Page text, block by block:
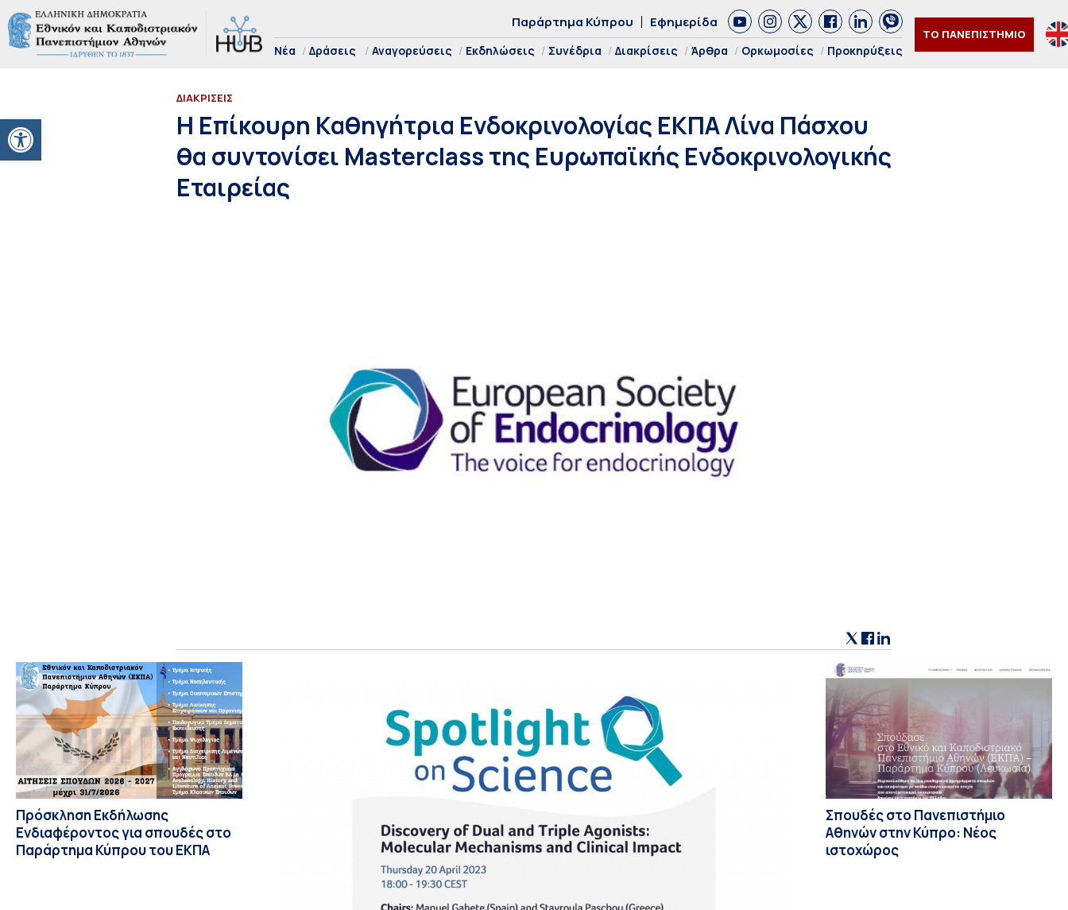
Ανοίξτε τη γραμμή εργαλείων
Παράρτημα Κύπρου Εφημερίδα
Νέα Δράσεις Αναγορεύσεις Εκδηλώσεις Συνέδρια Διακρίσεις Άρθρα Ορκωμοσίες Προκηρύξεις
ΤΟ ΠΑΝΕΠΙΣΤΗΜΙΟ
ΔΙΑΚΡΙΣΕΙΣ
Η Επίκουρη Καθηγήτρια Ενδοκρινολογίας ΕΚΠΑ Λίνα Πάσχου
θα συντονίσει Masterclass της Ευρωπαϊκής Ενδοκρινολογικής
Εταιρείας
Πρόσκληση Εκδήλωσης
Ενδιαφέροντος για σπουδές στο
Παράρτημα Κύπρου του ΕΚΠΑ
Σπουδές στο Πανεπιστήμιο
Αθηνών στην Κύπρο: Νέος
ιστοχώρος